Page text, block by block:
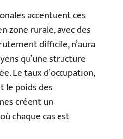
accentuent ces
zone rurale, avec des
difficile, n’aura
qu’une structure
Le taux d’occupation,
le poids des
créent un
chaque cas est